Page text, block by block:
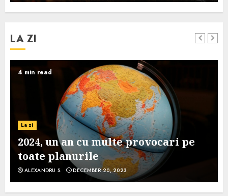
LA ZI
4 min read
La zi
2024, un an cu multe provocari pe
toate planurile
ALEXANDRU S. DECEMBER 20, 2023